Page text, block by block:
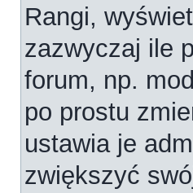
Rangi,
zazwyczaj ile
forum, np.
po prostu
ustawia je
zwiększyć